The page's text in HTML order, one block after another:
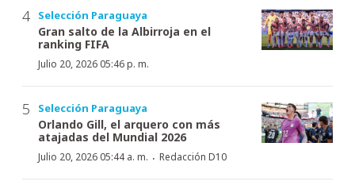
Selección Paraguaya
Gran salto de la Albirroja en el
ranking FIFA
Julio 20, 2026 05:46 p. m.
Selección Paraguaya
Orlando Gill, el arquero con más
atajadas del Mundial 2026
Julio 20, 2026 05:44 a. m. · Redacción D10